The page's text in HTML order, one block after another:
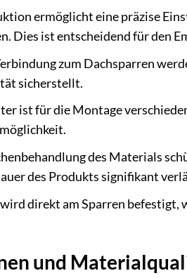
ermöglicht eine präzise
Dies ist entscheidend für den
zum Dachsparren
sicherstellt.
ist für die Montage
des Materials
des Produkts signifikant
direkt am Sparren befestigt,
und